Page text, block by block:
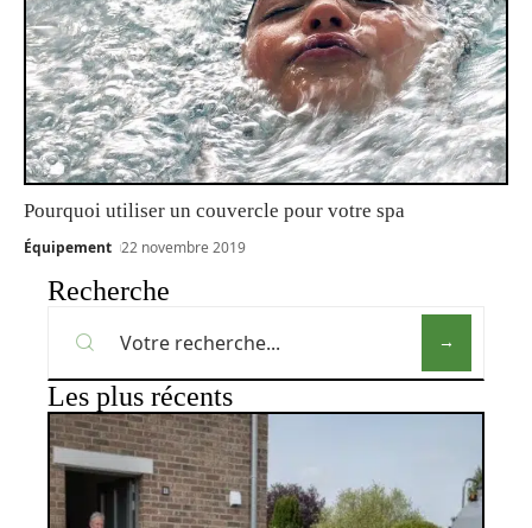
Pourquoi utiliser un couvercle pour votre spa
Équipement 22 novembre 2019
Recherche
Les plus récents